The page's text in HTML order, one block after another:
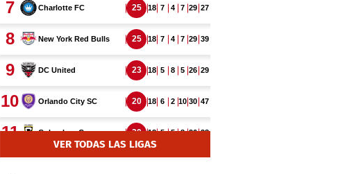
VER TODAS LAS LIGAS